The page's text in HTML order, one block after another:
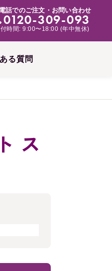
話でのご注文・お問い合わせ
0120-309-093
時間: 9:00〜18:00 (年中無休)
る質問
ス